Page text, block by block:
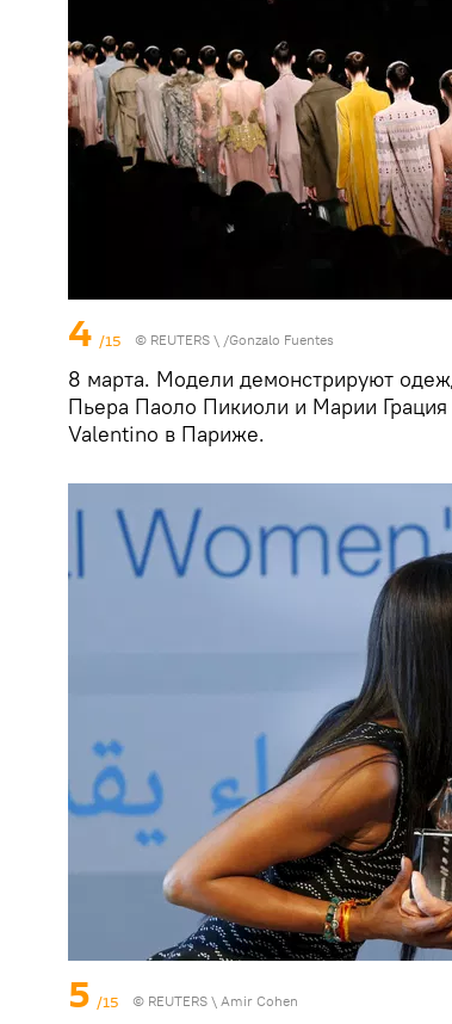
4 /15 © REUTERS \ /Gonzalo Fuentes
8 марта. Модели демонстрируют
Пьера Паоло Пикиоли и Марии
Valentino в Париже.
5 /15 © REUTERS \ Amir Cohen